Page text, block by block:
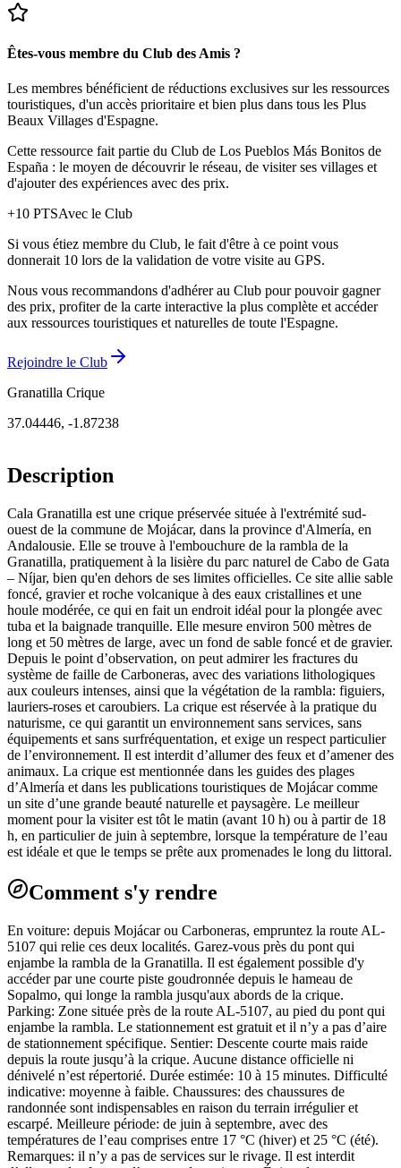
Êtes-vous membre du Club des Amis ?
Les membres bénéficient de réductions exclusives sur les ressources
touristiques, d'un accès prioritaire et bien plus dans tous les Plus
Beaux Villages d'Espagne.
Cette ressource fait partie du Club de Los Pueblos Más Bonitos de
España : le moyen de découvrir le réseau, de visiter ses villages et
d'ajouter des expériences avec des prix.
+10 PTSAvec le Club
Si vous étiez membre du Club, le fait d'être à ce point vous
donnerait 10 lors de la validation de votre visite au GPS.
Nous vous recommandons d'adhérer au Club pour pouvoir gagner
des prix, profiter de la carte interactive la plus complète et accéder
aux ressources touristiques et naturelles de toute l'Espagne.
Rejoindre le Club
Granatilla Crique
37.04446, -1.87238
Description
Cala Granatilla est une crique préservée située à l'extrémité sud-
ouest de la commune de Mojácar, dans la province d'Almería, en
Andalousie. Elle se trouve à l'embouchure de la rambla de la
Granatilla, pratiquement à la lisière du parc naturel de Cabo de Gata
– Níjar, bien qu'en dehors de ses limites officielles. Ce site allie sable
foncé, gravier et roche volcanique à des eaux cristallines et une
houle modérée, ce qui en fait un endroit idéal pour la plongée avec
tuba et la baignade tranquille. Elle mesure environ 500 mètres de
long et 50 mètres de large, avec un fond de sable foncé et de gravier.
Depuis le point d’observation, on peut admirer les fractures du
système de faille de Carboneras, avec des variations lithologiques
aux couleurs intenses, ainsi que la végétation de la rambla: figuiers,
lauriers-roses et caroubiers. La crique est réservée à la pratique du
naturisme, ce qui garantit un environnement sans services, sans
équipements et sans surfréquentation, et exige un respect particulier
de l’environnement. Il est interdit d’allumer des feux et d’amener des
animaux. La crique est mentionnée dans les guides des plages
d’Almería et dans les publications touristiques de Mojácar comme
un site d’une grande beauté naturelle et paysagère. Le meilleur
moment pour la visiter est tôt le matin (avant 10 h) ou à partir de 18
h, en particulier de juin à septembre, lorsque la température de l’eau
est idéale et que le temps se prête aux promenades le long du littoral.
Comment s'y rendre
En voiture: depuis Mojácar ou Carboneras, empruntez la route AL-
5107 qui relie ces deux localités. Garez-vous près du pont qui
enjambe la rambla de la Granatilla. Il est également possible d'y
accéder par une courte piste goudronnée depuis le hameau de
Sopalmo, qui longe la rambla jusqu'aux abords de la crique.
Parking: Zone située près de la route AL-5107, au pied du pont qui
enjambe la rambla. Le stationnement est gratuit et il n’y a pas d’aire
de stationnement spécifique. Sentier: Descente courte mais raide
depuis la route jusqu’à la crique. Aucune distance officielle ni
dénivelé n’est répertorié. Durée estimée: 10 à 15 minutes. Difficulté
indicative: moyenne à faible. Chaussures: des chaussures de
randonnée sont indispensables en raison du terrain irrégulier et
escarpé. Meilleure période: de juin à septembre, avec des
températures de l’eau comprises entre 17 °C (hiver) et 25 °C (été).
Remarques: il n’y a pas de services sur le rivage. Il est interdit